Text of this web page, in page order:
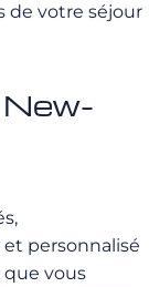
de votre séjour
et personnalisé
que vous